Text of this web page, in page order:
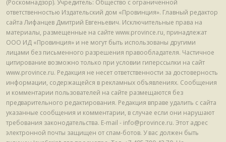
(Роскомнадзор). Учредитель: Общество с ограниченной
ответственностью Издательский дом «Провинция». Главный редактор
сайта Лифанцев Дмитрий Евгеньевич. Исключительные права на
материалы, размещенные на сайте www.province.ru, принадлежат
ООО ИД «Провинция» и не могут быть использованы другими
лицами без письменного разрешения правообладателя. Частичное
цитирование возможно только при условии гиперссылки на сайт
www.province.ru. Редакция не несет ответственности за достоверность
информации, содержащейся в рекламных объявлениях. Сообщения
и комментарии пользователей на сайте размещаются без
предварительного редактирования. Редакция вправе удалить с сайта
указанные сообщения и комментарии, в случае если они нарушают
требования законодательства. E-mail - info@province.ru. Этот адрес
электронной почты защищен от спам-ботов. У вас должен быть